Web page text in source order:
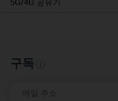
구독
메일 주소